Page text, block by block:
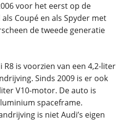
voor het eerst op de
Coupé en als Spyder met
de tweede generatie
is voorzien van een 4,2-liter
Sinds 2009 is er ook
V10-motor. De auto is
spaceframe.
is niet Audi’s eigen